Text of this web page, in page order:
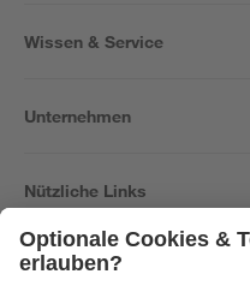
Wissen & Service
Unternehmen
Nützliche Links